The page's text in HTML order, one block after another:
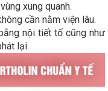
xung quanh.
cần nằm viện lâu.
nội tiết tố cũng như
lại.